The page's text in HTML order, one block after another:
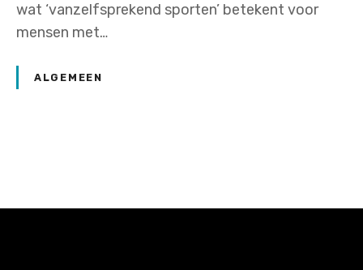
wat ‘vanzelfsprekend sporten’ betekent voor
mensen met…
ALGEMEEN
o